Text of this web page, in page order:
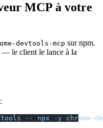
MCP à votre
devtools-mcp sur npm.
— le client le lance à la
-- npx -y chrome-